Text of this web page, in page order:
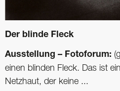
Der blinde Fleck
Ausstellung – Fotoforum:
einen blinden Fleck. Das ist
Netzhaut, der keine ...